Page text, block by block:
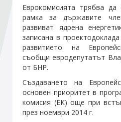
Стани член
Еврокомисията трябва да
рамка за държавите
развиват ядрена
записана в
развитието на
съобщи евродепутатът
от БНР.
Създаването на
основен приоритет в
комисия (ЕК) още при
през ноември 2014 г.